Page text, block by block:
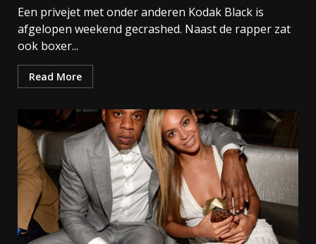
Een privejet met onder anderen Kodak Black is
afgelopen weekend gecrashed. Naast de rapper zat
ook boxer...
Read More